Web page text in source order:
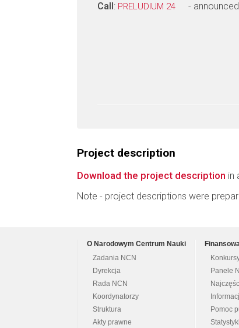
Call: PRELUDIUM 24 -
Project description
Download the project description in
Note - project descriptions were
O Narodowym Centrum Nauki
Zadania NCN
Dyrekcja
Rada NCN
Koordynatorzy
Struktura
Akty prawne
Panele
Pomoc